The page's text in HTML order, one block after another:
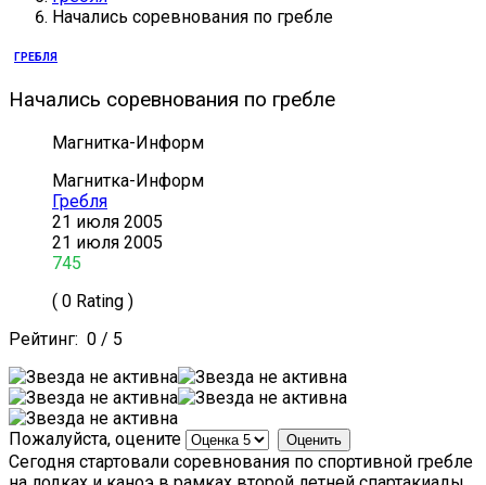
Начались соревнования по гребле
ГРЕБЛЯ
Начались соревнования по гребле
Магнитка-Информ
Магнитка-Информ
Гребля
21 июля 2005
21 июля 2005
745
( 0 Rating )
Рейтинг: 0 / 5
Пожалуйста, оцените
Сегодня стартовали соревнования по спортивной гребле